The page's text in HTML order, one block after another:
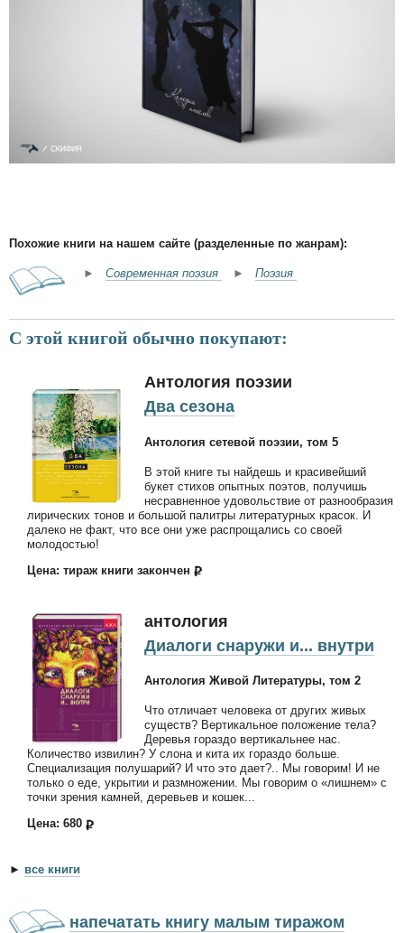
Похожие книги на нашем сайте (разделенные по жанрам):
► Современная поэзия ► Поэзия
С этой книгой обычно покупают:
Антология поэзии
Два сезона
Антология сетевой поэзии, том 5
В этой книге ты найдешь и красивейший
букет стихов опытных поэтов, получишь
несравненное удовольствие от разнообразия
лирических тонов и большой палитры литературных красок. И
далеко не факт, что все они уже распрощались со своей
молодостью!
Цена: тираж книги закончен
антология
Диалоги снаружи и... внутри
Антология Живой Литературы, том 2
Что отличает человека от других живых
существ? Вертикальное положение тела?
Деревья гораздо вертикальнее нас.
Количество извилин? У слона и кита их гораздо больше.
Специализация полушарий? И что это дает?.. Мы говорим! И не
только о еде, укрытии и размножении. Мы говорим о «лишнем» с
точки зрения камней, деревьев и кошек...
Цена: 680
► все книги
напечатать книгу малым тиражом